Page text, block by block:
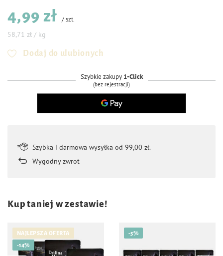
4,99 zł /szt.
58,71 zł / kg
Dodaj do ulubionych
Szybkie zakupy 1-Click
(bez rejestracji)
Szybka i darmowa wysyłka od 99,00 zł.
Wygodny zwrot
Kup taniej w zestawie!
NAJLEPSZA OFERTA
-14%
-5%